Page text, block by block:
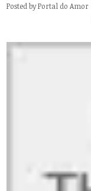
Posted byPortal do Amor